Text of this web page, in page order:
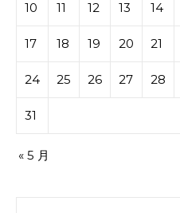
10 11 12 13 14
17 18 19 20 21
24 25 26 27 28
31
« 5 月